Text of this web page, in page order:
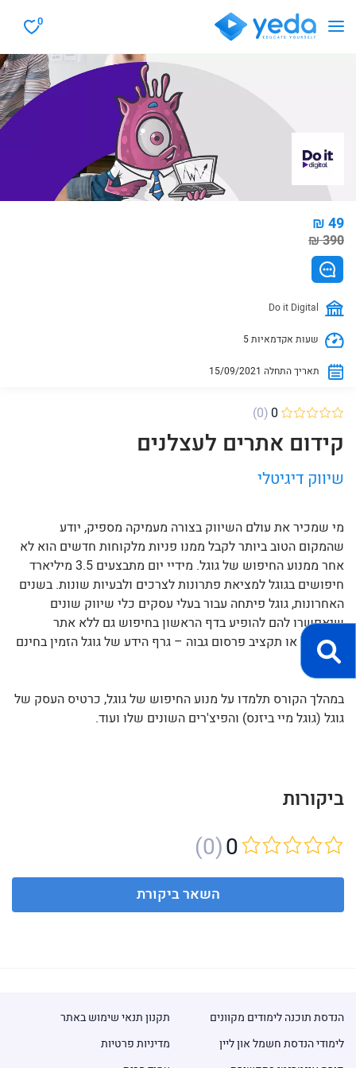
0
₪ 49
₪ 390
Do it Digital
5 שעות אקדמאיות
(0) 0
קידום אתרים לעצלנים
שיווק דיגיטלי
מי שמכיר את עולם השיווק בצורה מעמיקה מספיק, יודע
שהמקום הטוב ביותר לקבל ממנו פניות מלקוחות חדשים הוא לא
אחר ממנוע החיפוש של גוגל. מידיי יום מתבצעים 3.5 מיליארד
חיפושים בגוגל למציאת פתרונות לצרכים ולבעיות שונות. בשנים
האחרונות, גוגל פיתחה עבור בעלי עסקים כלי שיווק שונים
שיאפשרו להם להופיע בדף הראשון בחיפוש גם ללא אתר
אינטרנט או תקציב פרסום גבוה – גרף הידע של גוגל הזמין בחינם
לכולם!
במהלך הקורס תלמדו על מנוע החיפוש של גוגל, כרטיס העסק של
גוגל (גוגל מיי ביזנס) והפיצ'רים השונים שלו ועוד.
ביקורות
(0)0
השאר ביקורת
תקנון תנאי שימוש באתר
מדיניות פרטיות
הנדסת תוכנה לימודים מקוונים
לימודי הנדסת חשמל און ליין